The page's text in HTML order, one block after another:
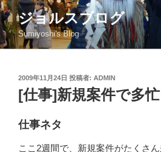
コ
ン
テ
ン
ジョルスブログ
Sumiyoshi's Blog
投
稿
日:
2009年11月24日 投稿者: ADMIN
[仕事]新規案件で多
仕事ネタ
ここ2週間で、新規案件がたくさん